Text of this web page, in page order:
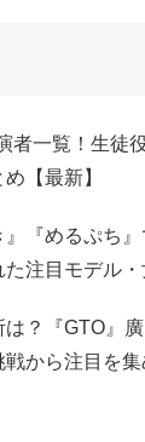
者一覧！生徒
【最新】
『めるぷち』
注目モデル
？『GTO』
から注目を